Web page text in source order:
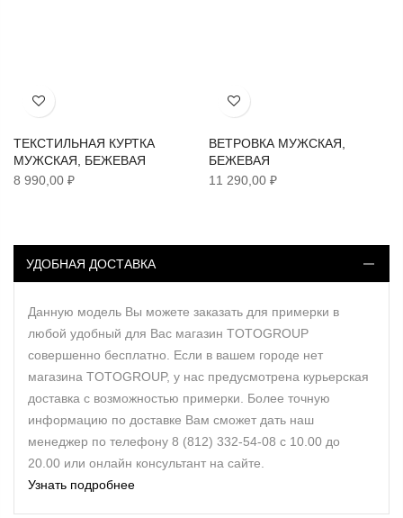
Хочу!
ТЕКСТИЛЬНАЯ КУРТКА
МУЖСКАЯ, БЕЖЕВАЯ
8 990,00 ₽
Хочу!
ВЕТРОВКА МУЖСКАЯ,
БЕЖЕВАЯ
11 290,00 ₽
УДОБНАЯ ДОСТАВКА
Данную модель Вы можете заказать для примерки в
любой удобный для Вас магазин TOTOGROUP
совершенно бесплатно. Если в вашем городе нет
магазина TOTOGROUP, у нас предусмотрена курьерская
доставка с возможностью примерки. Более точную
информацию по доставке Вам сможет дать наш
менеджер по телефону 8 (812) 332-54-08 с 10.00 до
20.00 или онлайн консультант на сайте.
Узнать подробнее